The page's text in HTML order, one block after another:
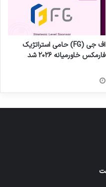
اف جی (FG) حامی استراتژیک
فارمکس خاورمیانه ۲۰۲۶ شد